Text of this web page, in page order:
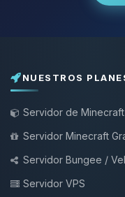
NUESTROS
Servidor de Minecraft
Servidor Minecraft
Servidor Bungee /
Servidor VPS